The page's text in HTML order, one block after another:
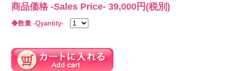
商品価格 -Sales Price-39,000 円(税別)
◆数量 -Qyantity-